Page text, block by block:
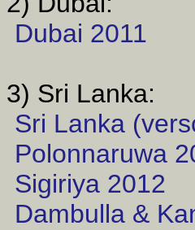
Dubai 2011
3) Sri Lanka:
Sri Lanka
Polonnaruwa
Sigiriya 2012
Dambulla &